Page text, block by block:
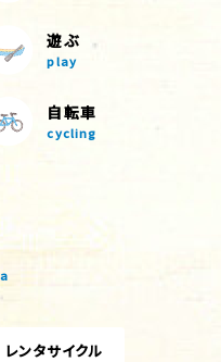
遊ぶ
play
自転車
cycling
レンタサイクル